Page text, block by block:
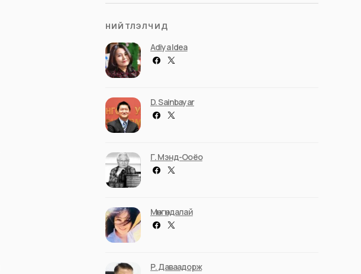
НИЙТЛЭЛЧИД
Adiya Idea
D. Sainbayar
Г. Мэнд-Ооёо
Мөнгөндалай
Р. Даваадорж